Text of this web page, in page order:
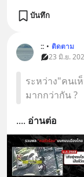
บันทึก
:: • ติดตาม
23 มิ.ย.
ระหว่าง"คนเ
มากกว่ากัน ?
.... อ่านต่อ